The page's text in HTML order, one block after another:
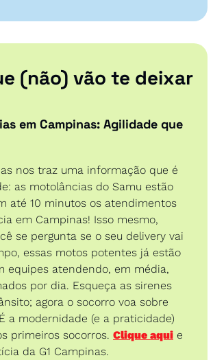
(não) vão te deixar
em Campinas: Agilidade que
nos traz uma informação que é
as motolâncias do Samu estão
até 10 minutos os atendimentos
em Campinas! Isso mesmo,
se pergunta se o seu delivery vai
essas motos potentes já estão
equipes atendendo, em média,
por dia. Esqueça as sirenes
agora o socorro voa sobre
a modernidade (e a praticidade)
primeiros socorros. Clique aqui e
da G1 Campinas.